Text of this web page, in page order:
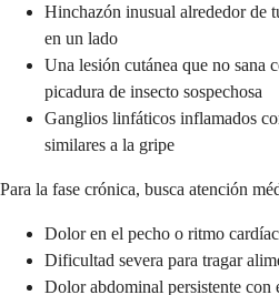
Hinchazón inusual alrededor de
en un lado
Una lesión cutánea que no sana
picadura de insecto sospechosa
Ganglios linfáticos inflamados
similares a la gripe
Para la fase crónica, busca atención
Dolor en el pecho o ritmo
Dificultad severa para tragar
Dolor abdominal persistente con